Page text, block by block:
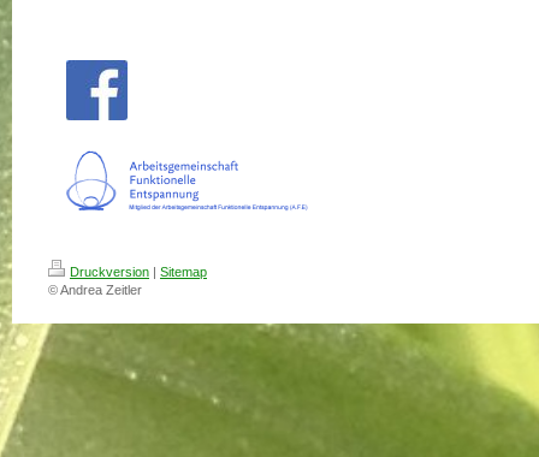
Druckversion | Sitemap
© Andrea Zeitler